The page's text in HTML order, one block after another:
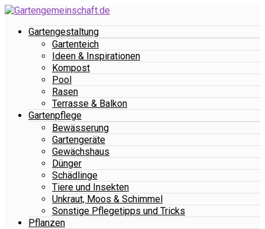
Gartengestaltung
Gartenteich
Ideen & Inspirationen
Kompost
Pool
Rasen
Terrasse & Balkon
Gartenpflege
Bewässerung
Gartengeräte
Gewächshaus
Dünger
Schädlinge
Tiere und Insekten
Unkraut, Moos & Schimmel
Sonstige Pflegetipps und Tricks
Pflanzen